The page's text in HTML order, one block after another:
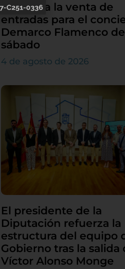
Continúa la venta de
entradas para el
Demarco Flamenco
sábado
4 de agosto de 2026
El presidente de la
Diputación refuerza la
estructura del equipo
Gobierno tras la salida
Víctor Alonso Monge